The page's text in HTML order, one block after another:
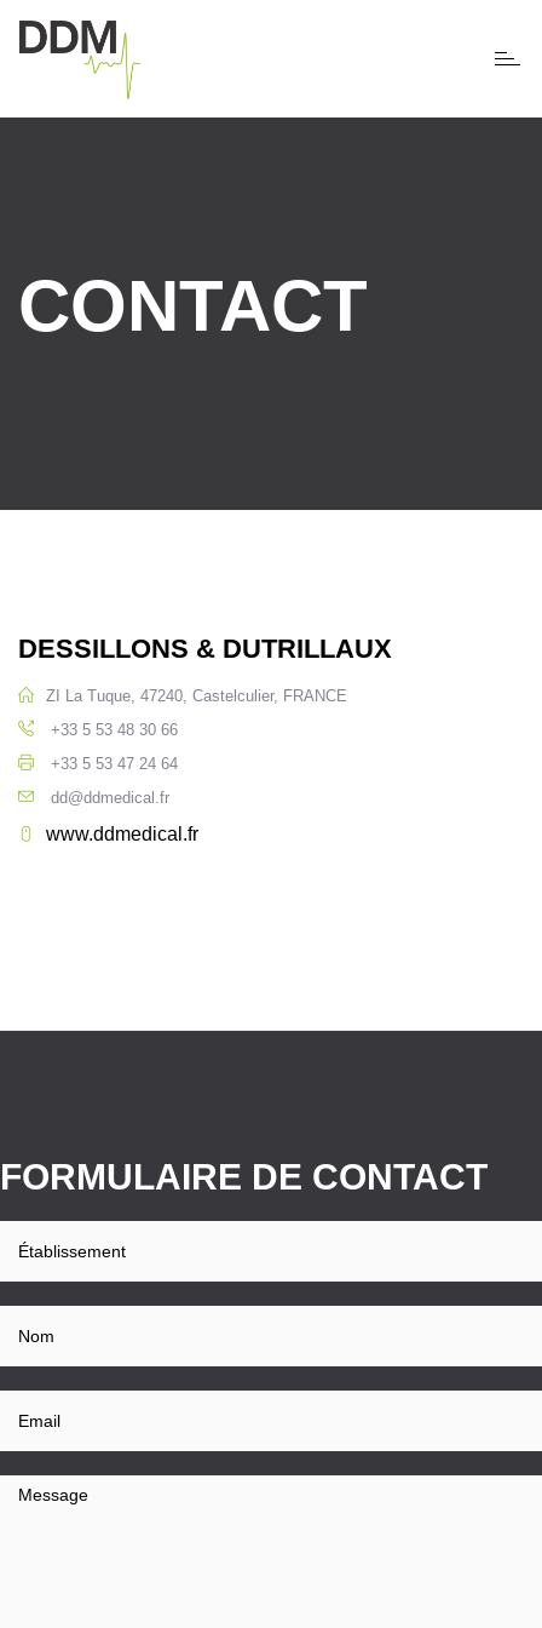
CONTACT
DESSILLONS & DUTRILLAUX
ZI La Tuque, 47240, Castelculier, FRANCE
+33 5 53 48 30 66
+33 5 53 47 24 64
dd@ddmedical.fr
www.ddmedical.fr
FORMULAIRE DE CONTACT